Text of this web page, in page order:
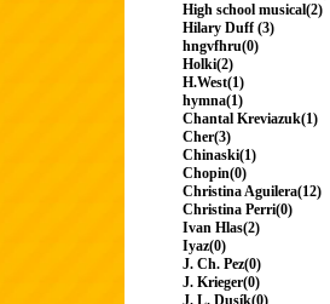
High school musical(2)
Hilary Duff (3)
hngvfhru(0)
Holki(2)
H.West(1)
hymna(1)
Chantal Kreviazuk(1)
Cher(3)
Chinaski(1)
Chopin(0)
Christina Aguilera(12)
Christina Perri(0)
Ivan Hlas(2)
Iyaz(0)
J. Ch. Pez(0)
J. Krieger(0)
J. L. Dusík(0)